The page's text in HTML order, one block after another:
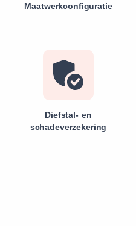
Maatwerkconfiguratie
Diefstal- en
schadeverzekering